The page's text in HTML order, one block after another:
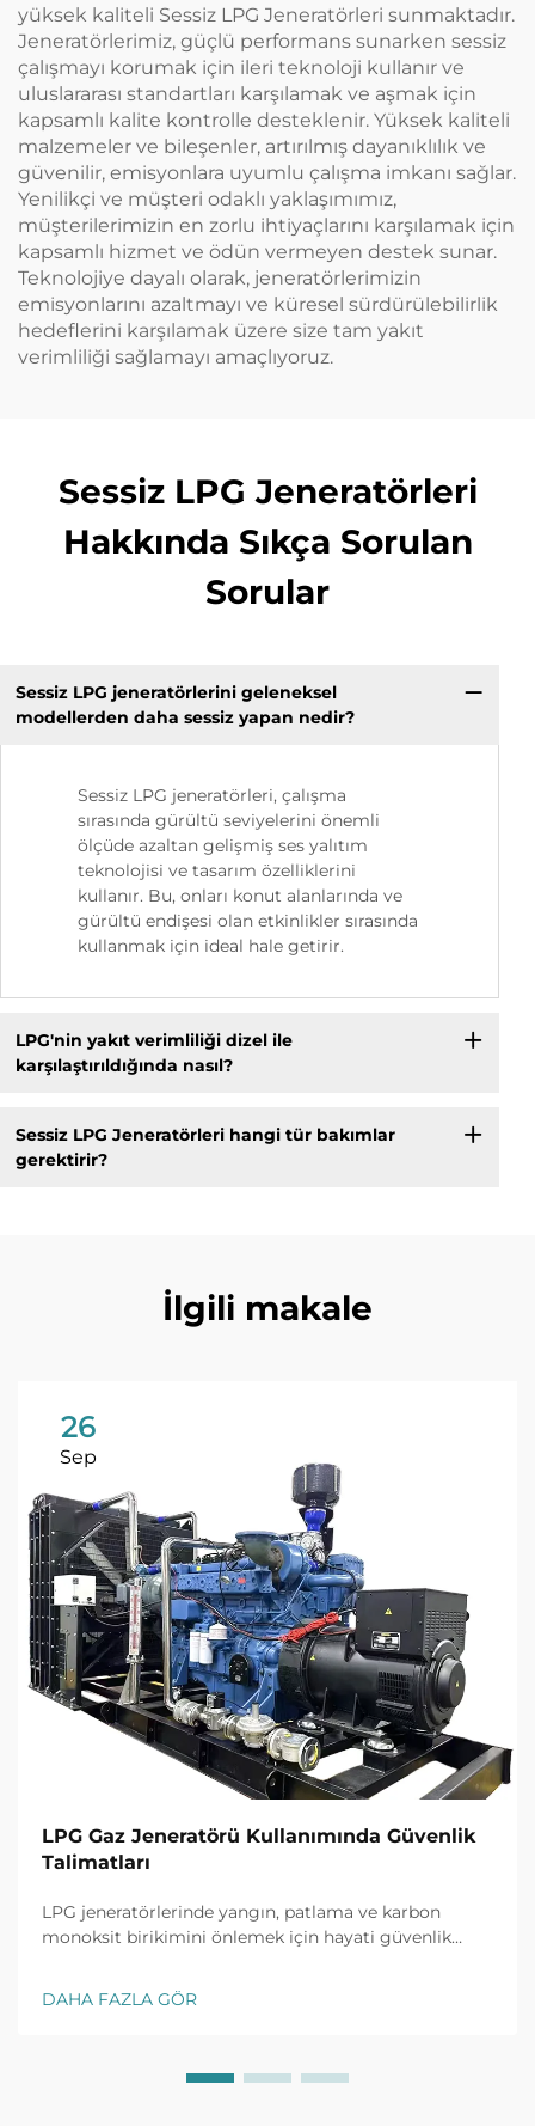
yüksek kaliteli Sessiz LPG Jeneratörleri sunmaktadır.
Jeneratörlerimiz, güçlü performans sunarken sessiz
çalışmayı korumak için ileri teknoloji kullanır ve
uluslararası standartları karşılamak ve aşmak için
kapsamlı kalite kontrolle desteklenir. Yüksek kaliteli
malzemeler ve bileşenler, artırılmış dayanıklılık ve
güvenilir, emisyonlara uyumlu çalışma imkanı sağlar.
Yenilikçi ve müşteri odaklı yaklaşımımız,
müşterilerimizin en zorlu ihtiyaçlarını karşılamak için
kapsamlı hizmet ve ödün vermeyen destek sunar.
Teknolojiye dayalı olarak, jeneratörlerimizin
emisyonlarını azaltmayı ve küresel sürdürülebilirlik
hedeflerini karşılamak üzere size tam yakıt
verimliliği sağlamayı amaçlıyoruz.
Sessiz LPG Jeneratörleri
Hakkında Sıkça Sorulan
Sorular
Sessiz LPG jeneratörlerini geleneksel
modellerden daha sessiz yapan nedir?
Sessiz LPG jeneratörleri, çalışma
sırasında gürültü seviyelerini önemli
ölçüde azaltan gelişmiş ses yalıtım
teknolojisi ve tasarım özelliklerini
kullanır. Bu, onları konut alanlarında ve
gürültü endişesi olan etkinlikler sırasında
kullanmak için ideal hale getirir.
LPG'nin yakıt verimliliği dizel ile
karşılaştırıldığında nasıl?
Sessiz LPG Jeneratörleri hangi tür bakımlar
gerektirir?
İlgili makale
26
Sep
LPG Gaz Jeneratörü Kullanımında Güvenlik
Talimatları
LPG jeneratörlerinde yangın, patlama ve karbon
monoksit birikimini önlemek için hayati güvenlik
sızıntı tespiti ve acil durum protokollerini öğrenin.
Bugün ekibinizi ve tesisinizi koruyun.
DAHA FAZLA GÖR